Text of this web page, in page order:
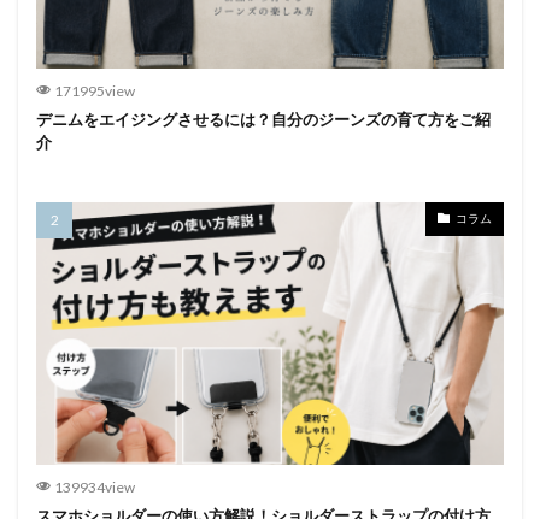
171995view
デニムをエイジングさせるには？自分のジーンズの育て方をご紹
介
コラム
139934view